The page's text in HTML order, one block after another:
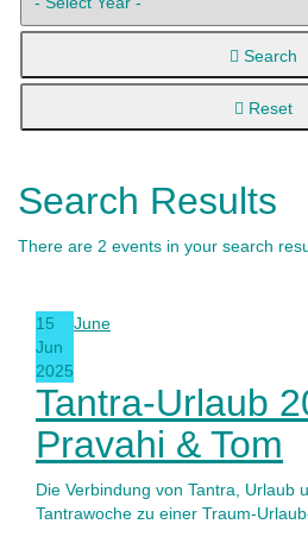
Search
Reset
Search Results
There are 2 events in your search
15
Jun
2025
June
Tantra-Urlaub
Pravahi & Tom
Die Verbindung von Tantra, Urlaub
Tantrawoche zu einer Traum-